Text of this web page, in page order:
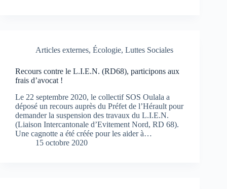
Articles externes, Écologie, Luttes Sociales
Recours contre le L.I.E.N. (RD68), participons aux
frais d’avocat !
Le 22 septembre 2020, le collectif SOS Oulala a
déposé un recours auprès du Préfet de l’Hérault pour
demander la suspension des travaux du L.I.E.N.
(Liaison Intercantonale d’Evitement Nord, RD 68).
Une cagnotte a été créée pour les aider à…
15 octobre 2020